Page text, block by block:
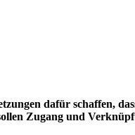
dafür schaffen,
Zugang und